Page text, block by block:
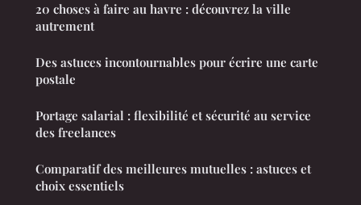
20 choses à faire au havre : découvrez la ville
autrement
Des astuces incontournables pour écrire une carte
postale
Portage salarial : flexibilité et sécurité au service
des freelances
Comparatif des meilleures mutuelles : astuces et
choix essentiels